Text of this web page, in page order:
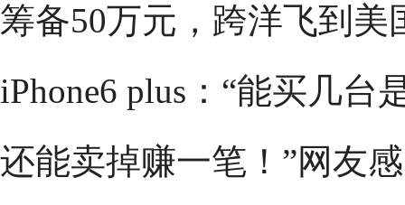
筹备50万元，跨洋飞到美
iPhone6 plus：“能买几
还能卖掉赚一笔！”网友